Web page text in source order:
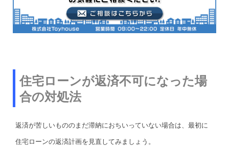
住宅ローンが返済不可になった場
合の対処法
返済が苦しいもののまだ滞納におちいっていない場合は、最初に
住宅ローンの返済計画を見直してみましょう。